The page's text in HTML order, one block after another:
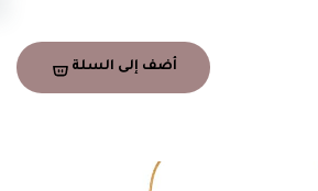
أضف إلى السلة